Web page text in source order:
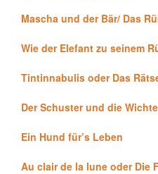
Mascha und der Bär/ Das
Wie der Elefant zu seinem
Tintinnabulis oder Das
Der Schuster und die
Ein Hund für’s Leben
Au clair de la lune oder Die